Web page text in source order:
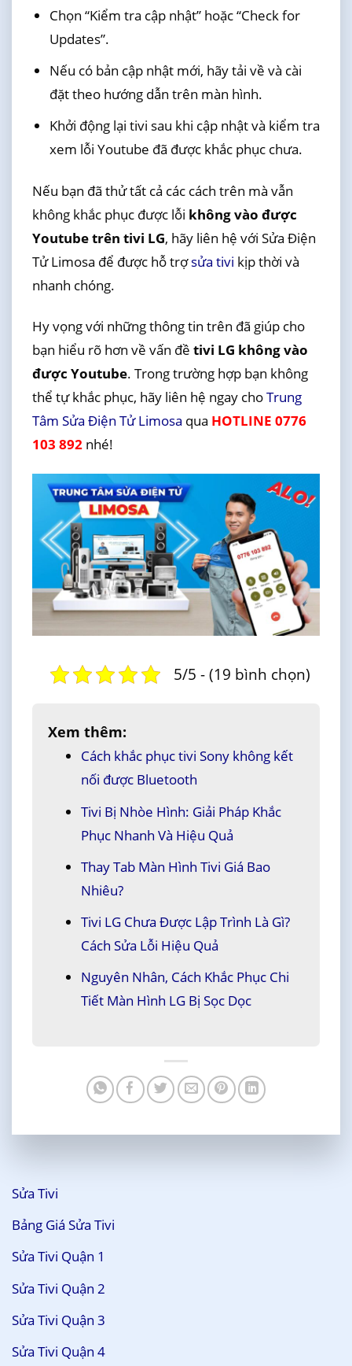
Chọn “Kiểm tra cập nhật” hoặc “Check for
Updates”.
Nếu có bản cập nhật mới, hãy tải về và cài
đặt theo hướng dẫn trên màn hình.
Khởi động lại tivi sau khi cập nhật và kiểm tra
xem lỗi Youtube đã được khắc phục chưa.
Nếu bạn đã thử tất cả các cách trên mà vẫn
không khắc phục được lỗi không vào được
Youtube trên tivi LG, hãy liên hệ với Sửa Điện
Tử Limosa để được hỗ trợsửa tivi kịp thời và
nhanh chóng.
Hy vọng với những thông tin trên đã giúp cho
bạn hiểu rõ hơn về vấn đề tivi LG không vào
được Youtube. Trong trường hợp bạn không
thể tự khắc phục, hãy liên hệ ngay choTrung
Tâm Sửa Điện Tử Limosa qua HOTLINE 0776
103 892nhé!
5/5 - (19 bình chọn)
Xem thêm:
Cách khắc phục tivi Sony không kết
nối được Bluetooth
Tivi Bị Nhòe Hình: Giải Pháp Khắc
Phục Nhanh Và Hiệu Quả
Thay Tab Màn Hình Tivi Giá Bao
Nhiêu?
Tivi LG Chưa Được Lập Trình Là Gì?
Cách Sửa Lỗi Hiệu Quả
Nguyên Nhân, Cách Khắc Phục Chi
Tiết Màn Hình LG Bị Sọc Dọc
Sửa Tivi
Bảng Giá Sửa Tivi
Sửa Tivi Quận 1
Sửa Tivi Quận 2
Sửa Tivi Quận 3
Sửa Tivi Quận 4